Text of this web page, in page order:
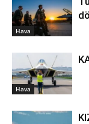
Hava
Hava